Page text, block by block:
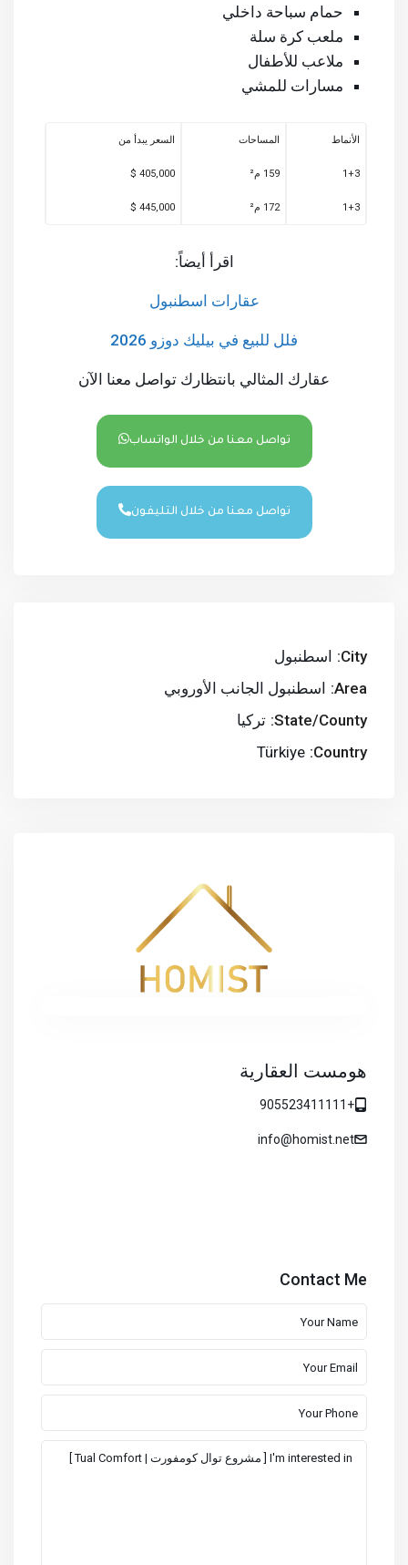
حمام سباحة داخلي
ملعب كرة سلة
ملاعب للأطفال
مسارات للمشي
الأنماط المساحات السعر يبدأ من
1+3 159 م² 405,000 $
1+3 172 م² 445,000 $
اقرأ أيضاً:
عقارات اسطنبول
فلل للبيع في بيليك دوزو 2026
عقارك المثالي بانتظارك تواصل معنا الآن
تواصل معنا من خلال الواتساب
تواصل معنا من خلال التليفون
City:
اسطنبول
Area:
اسطنبول الجانب الأوروبي
State/County: تركيا
Country:
Türkiye
هومست العقارية
+905523411111
info@homist.net
Contact Me